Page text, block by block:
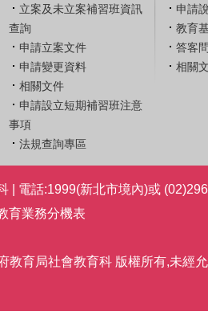
立案及未立案補習班資訊
查詢
申請立案文件
申請變更資料
相關文件
申請設立短期補習班注意
事項
法規查詢專區
申請
教育
答客問
相關
| 電話:1999(新北市境內)或
育業務分機表
教育局社會教育科 版權所有,未經